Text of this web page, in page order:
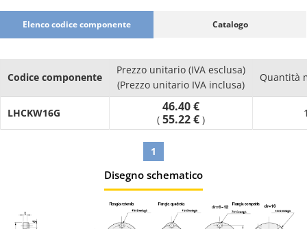
Elenco codice componente Catalogo
Codice componente
Prezzo unitario (IVA esclusa)
(Prezzo unitario IVA inclusa)
Quantità
LHCKW16G 46.40 €
( 55.22 € )
1
Disegno schematico